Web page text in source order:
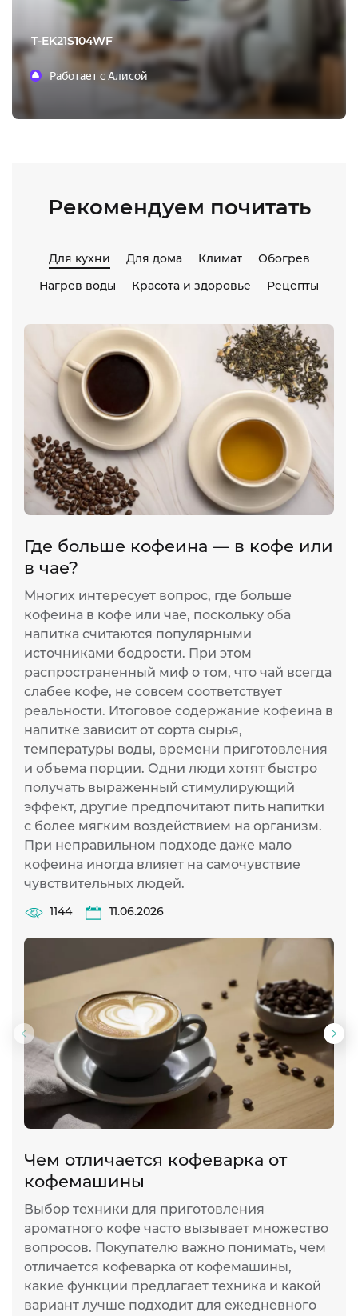
T-EK21S104WF
Работает с Алисой
Рекомендуем почитать
Для кухни Для дома Климат
Обогрев
Нагрев воды
Красота и здоровье Рецепты
Где больше кофеина — в кофе или
в чае?
Многих интересует вопрос, где больше
кофеина в кофе или чае, поскольку оба
напитка считаются популярными
источниками бодрости. При этом
распространенный миф о том, что чай всегда
слабее кофе, не совсем соответствует
реальности. Итоговое содержание кофеина в
напитке зависит от сорта сырья,
температуры воды, времени приготовления
и объема порции. Одни люди хотят быстро
получать выраженный стимулирующий
эффект, другие предпочитают пить напитки
с более мягким воздействием на организм.
При неправильном подходе даже мало
кофеина иногда влияет на самочувствие
чувствительных людей.
1144 11.06.2026
Предыдущий
слайд
Чем отличается кофеварка от
кофемашины
Выбор техники для приготовления
ароматного кофе часто вызывает множество
вопросов. Покупателю важно понимать, чем
отличается кофеварка от кофемашины,
какие функции предлагает техника и какой
вариант лучше подходит для ежедневного